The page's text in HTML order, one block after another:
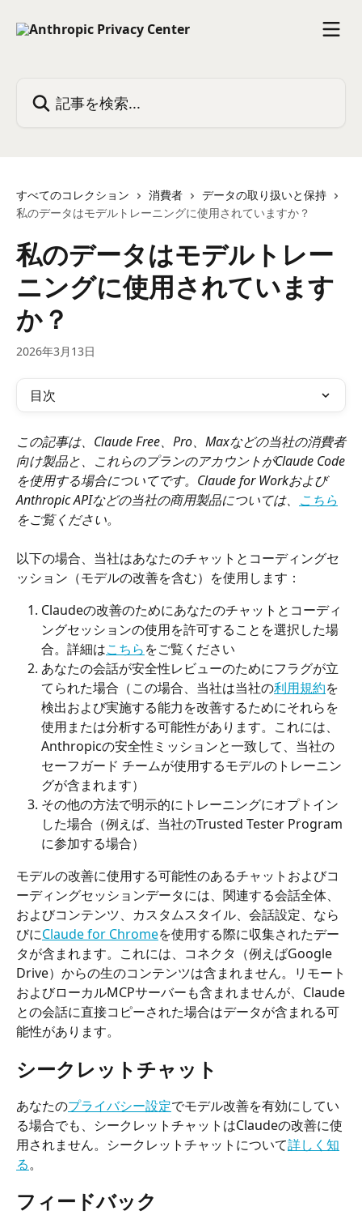
すべてのコレクション 消費者
データの取り扱いと保持
私のデータはモデルトレーニングに使用されていますか？
私のデータはモデルトレー
ニングに使用されています
か？
2026年3月13日
目次
この記事は、Claude Free、Pro、Maxなどの当社の消費者
向け製品と、これらのプランのアカウントがClaude Code
を使用する場合についてです。Claude for Workおよび
Anthropic APIなどの当社の商用製品については、 こちら
をご覧ください。
以下の場合、当社はあなたのチャットとコーディングセ
ッション（モデルの改善を含む）を使用します：
Claudeの改善のためにあなたのチャットとコーディ
ングセッションの使用を許可することを選択した場
合。詳細はこちらをご覧ください
あなたの会話が安全性レビューのためにフラグが立
てられた場合（この場合、当社は当社の利用規約を
検出および実施する能力を改善するためにそれらを
使用または分析する可能性があります。これには、
Anthropicの安全性ミッションと一致して、当社の
セーフガード チームが使用するモデルのトレーニン
グが含まれます）
その他の方法で明示的にトレーニングにオプトイン
した場合（例えば、当社のTrusted Tester Program
に参加する場合）
モデルの改善に使用する可能性のあるチャットおよびコ
ーディングセッションデータには、関連する会話全体、
およびコンテンツ、カスタムスタイル、会話設定、なら
びにClaude for Chromeを使用する際に収集されたデー
タが含まれます。これには、コネクタ（例えばGoogle
Drive）からの生のコンテンツは含まれません。リモート
およびローカルMCPサーバーも含まれませんが、Claude
との会話に直接コピーされた場合はデータが含まれる可
能性があります。
シークレットチャット
あなたのプライバシー設定でモデル改善を有効にしてい
る場合でも、シークレットチャットはClaudeの改善に使
用されません。シークレットチャットについて詳しく知
る。
フィードバック